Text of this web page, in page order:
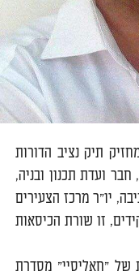
תיק נציב הדורות
ועדת תכנון ובניה,
יו"ר מרכז הצעירים
זו שורת הכיסאות
של "חאליסיי" מסדרת